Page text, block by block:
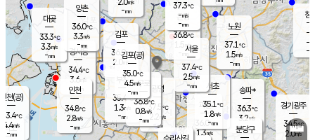
의도
과천
36.0℃
1.3m/s
경기광주
34.5℃
2.0m/s
경서동
34.4℃
3.6 m/s
-mm
m/s
-mm
대곶
33.3℃
3.3m/s
-mm
창
-
-m/
-
김포
36.9℃
2.0 m/s
mm
광명
37.5 ℃
2.2 m/s
-mm
부천
35.4℃
1.3m/s
-mm
양촌
36.0℃
3.3m/s
-mm
구로
36.8℃
0.8m/s
-mm
은평
36.8℃
1.5 m/s
- mm
노원
37.1℃
1.5m/s
-mm
송파*
36.3℃
3.2m/s
-mm
서초
35.1℃
1.8m/s
-mm
분당구
37.3℃
-m/s
-mm
인천(공)
33.4℃
4.4m/s
-mm
김포(공)
35.0℃
4.5m/s
-mm
인천
34.8℃
2.8m/s
-mm
서울
37.4℃
2.5m/s
-mm